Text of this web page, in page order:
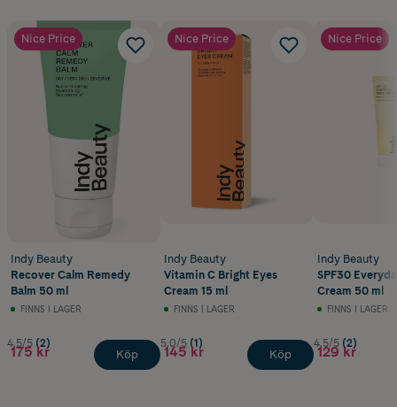
Nice Price
Indy Beauty
Recover Calm Remedy
Balm 50 ml
FINNS I LAGER
4.5/5 (2)
175 kr Köp
Nice Price
Indy Beauty
Vitamin C Bright Eyes
Cream 15 ml
FINNS I LAGER
5.0/5 (1)
145 kr Köp
Nice Price
Indy Beauty
SPF30
Cream 50 ml
FINNS I LAGER
4.5/5 (2)
129 kr